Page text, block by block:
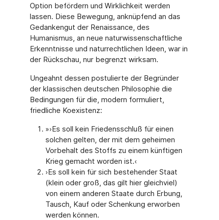
Option befördern und Wirklichkeit werden
lassen. Diese Bewegung, anknüpfend an das
Gedankengut der Renaissance, des
Humanismus, an neue naturwissenschaftliche
Erkenntnisse und naturrechtlichen Ideen, war in
der Rückschau, nur begrenzt wirksam.
Ungeahnt dessen postulierte der Begründer
der klassischen deutschen Philosophie die
Bedingungen für die, modern formuliert,
friedliche Koexistenz:
»›Es soll kein Friedensschluß für einen
solchen gelten, der mit dem geheimen
Vorbehalt des Stoffs zu einem künftigen
Krieg gemacht worden ist.‹
›Es soll kein für sich bestehender Staat
(klein oder groß, das gilt hier gleichviel)
von einem anderen Staate durch Erbung,
Tausch, Kauf oder Schenkung erworben
werden können.